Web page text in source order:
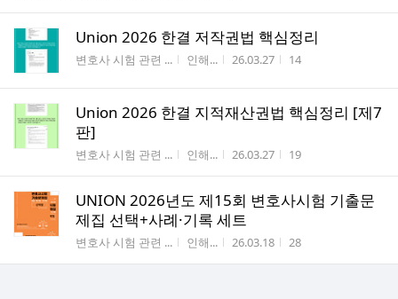
Union 2026 한결 저작권법 핵심정리
게시판명
변호사 시험 관련 ... 작성자
인해... 작성시간
26.03.27 조회수
14
Union 2026 한결 지적재산권법 핵심정리 [제7
판]
게시판명
변호사 시험 관련 ... 작성자
인해... 작성시간
26.03.27 조회수
19
UNION 2026년도 제15회 변호사시험 기출문
제집 선택+사례·기록 세트
게시판명
변호사 시험 관련 ... 작성자
인해... 작성시간
26.03.18 조회수
28